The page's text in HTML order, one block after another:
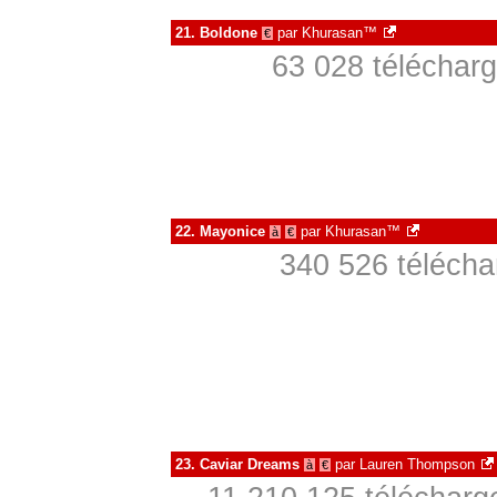
21. Boldone € par Khurasan™
63 028
22. Mayonice à € par Khurasan™
340 526
23. Caviar Dreams à € par Lauren Thompson